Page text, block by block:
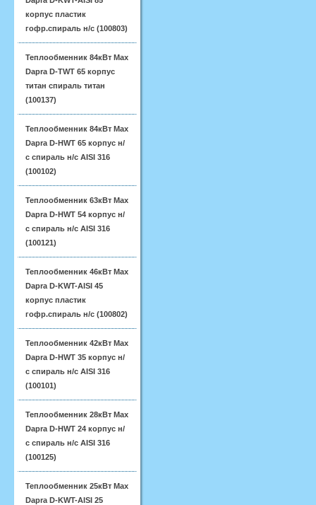
корпус пластик
гофр.спираль н/с (100803)
Теплообменник 84кВт Max
Dapra D-TWT 65 корпус
титан спираль титан
(100137)
Теплообменник 84кВт Max
Dapra D-HWT 65 корпус н/
с спираль н/с AISI 316
(100102)
Теплообменник 63кВт Max
Dapra D-HWT 54 корпус н/
с спираль н/с AISI 316
(100121)
Теплообменник 46кВт Max
Dapra D-KWT-AISI 45
корпус пластик
гофр.спираль н/с (100802)
Теплообменник 42кВт Max
Dapra D-HWT 35 корпус н/
с спираль н/с AISI 316
(100101)
Теплообменник 28кВт Max
Dapra D-HWT 24 корпус н/
с спираль н/с AISI 316
(100125)
Теплообменник 25кВт Max
Dapra D-KWT-AISI 25